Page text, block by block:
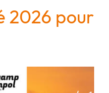
2026 pour